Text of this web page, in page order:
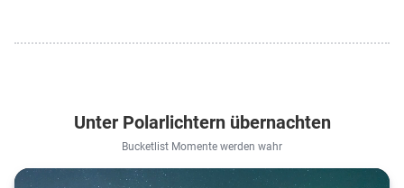
Unter Polarlichtern übernachten
Bucketlist Momente werden wahr